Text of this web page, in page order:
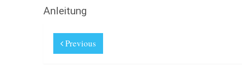
Anleitung
Previous